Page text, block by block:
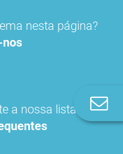
nesta página?
a nossa lista de